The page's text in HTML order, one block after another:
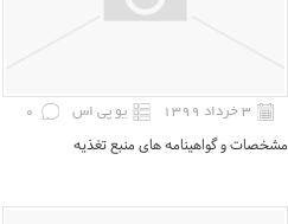
۳ خرداد ۱۳۹۹ یو پی اس 0
مشخصات و گواهینامه های منبع تغذیه